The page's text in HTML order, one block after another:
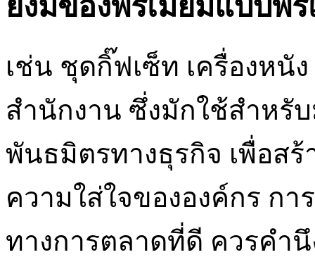
เช่น ชุดกิ๊ฟเซ็ท เครื่องหนั
สำนักงาน ซึ่งมักใช้สำหรั
พันธมิตรทางธุรกิจ เพื่อส
ความใส่ใจขององค์กร กา
ทางการตลาดที่ดี ควรคำ